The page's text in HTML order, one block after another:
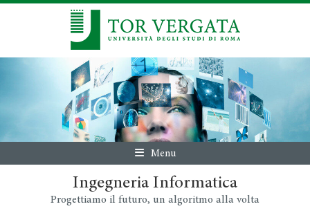
Menu
Ingegneria Informatica
Progettiamo il futuro, un algoritmo alla volta